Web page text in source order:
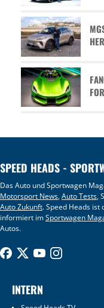
SPEED HEADS -
Das Auto und Sportwagen
Motorsport News,Auto Tests,
Auto Zukunft. Speed Heads ist
informiert imSportwagen
Autos.
INTERN